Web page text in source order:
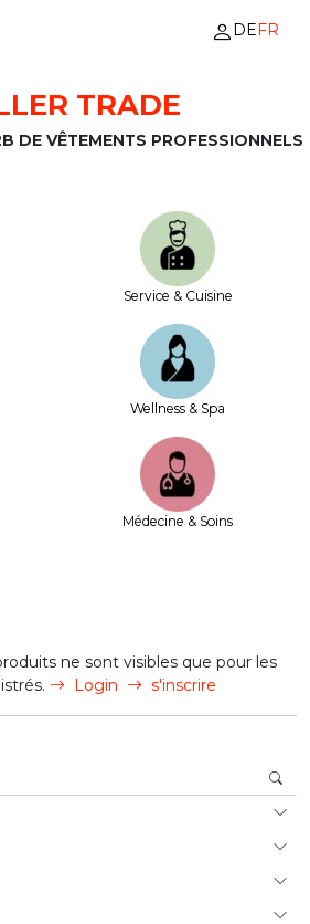
DEFR
TRADE
DE VÊTEMENTS PROFESSIONNELS
Service & Cuisine
Wellness & Spa
Médecine & Soins
ne sont visibles que pour les
Login s'inscrire